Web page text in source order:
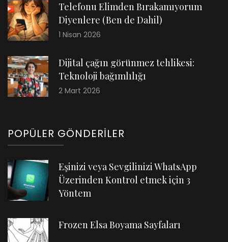
Telefonu Elimden Bırakamıyorum
Diyenlere (Ben de Dahil)
1 Nisan 2026
Dijital çağın görünmez tehlikesi:
Teknoloji bağımlılığı
2 Mart 2026
POPÜLER GÖNDERILER
Eşinizi veya Sevgilinizi WhatsApp
Üzerinden Kontrol etmek için 3
Yöntem
Frozen Elsa Boyama Sayfaları